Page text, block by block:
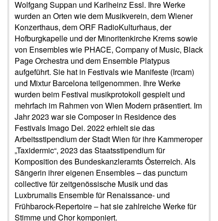
Wolfgang Suppan und Karlheinz Essl. Ihre Werke
wurden an Orten wie dem Musikverein, dem Wiener
Konzerthaus, dem ORF RadioKulturhaus, der
Hofburgkapelle und der Minoritenkirche Krems sowie
von Ensembles wie PHACE, Company of Music, Black
Page Orchestra und dem Ensemble Platypus
aufgeführt. Sie hat in Festivals wie Manifeste (Ircam)
und Mixtur Barcelona teilgenommen. Ihre Werke
wurden beim Festival musikprotokoll gespielt und
mehrfach im Rahmen von Wien Modern präsentiert. Im
Jahr 2023 war sie Composer in Residence des
Festivals Imago Dei. 2022 erhielt sie das
Arbeitsstipendium der Stadt Wien für ihre Kammeroper
„Taxidermic“, 2023 das Staatsstipendium für
Komposition des Bundeskanzleramts Österreich. Als
Sängerin ihrer eigenen Ensembles – das punctum
collective für zeitgenössische Musik und das
Luxbrumalis Ensemble für Renaissance- und
Frühbarock-Repertoire – hat sie zahlreiche Werke für
Stimme und Chor komponiert.